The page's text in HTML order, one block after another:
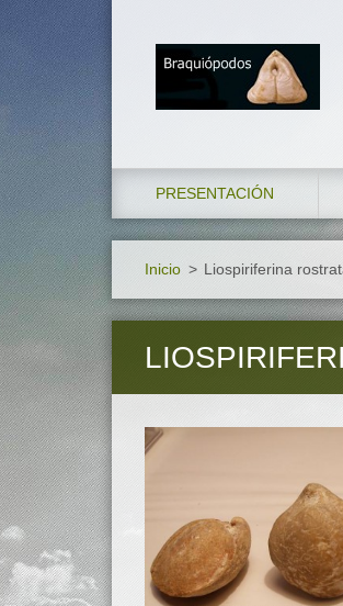
PRESENTACIÓN
Inicio > Liospiriferina